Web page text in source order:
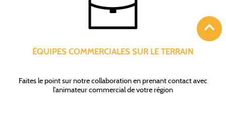
ÉQUIPES COMMERCIALES SUR LE TERRAIN
Faites le point sur notre collaboration en prenant contact avec
l’animateur commercial de votre région